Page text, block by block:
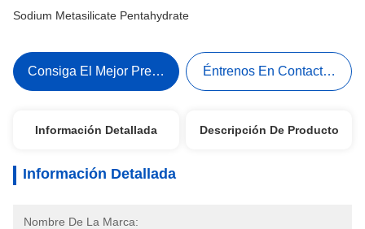
Sodium Metasilicate Pentahydrate
Consiga El Mejor Precio Éntrenos En Contacto Con
Información Detallada Descripción De Producto
Información Detallada
Nombre De La Marca: